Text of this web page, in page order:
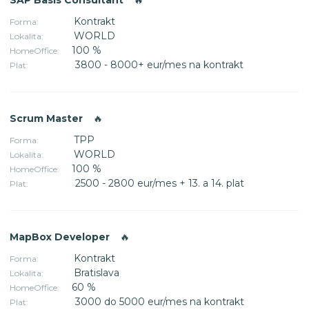
Forma: Kontrakt
Lokalita: WORLD
HomeOffice: 100 %
Plat: 3800 - 8000+ eur/mes na kontrakt
Scrum Master 🔥
Forma: TPP
Lokalita: WORLD
HomeOffice: 100 %
Plat: 2500 - 2800 eur/mes + 13. a 14. plat
MapBox Developer 🔥
Forma: Kontrakt
Lokalita: Bratislava
HomeOffice: 60 %
Plat: 3000 do 5000 eur/mes na kontrakt